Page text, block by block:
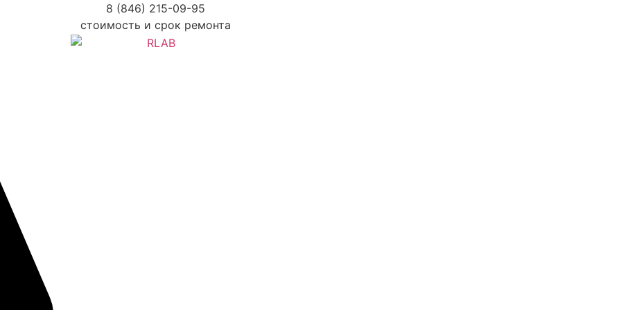
8 (846) 215-09-95
стоимость и срок ремонта